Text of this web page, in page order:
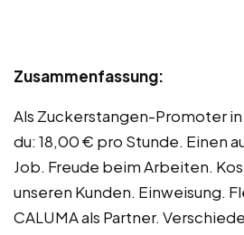
Zusammenfassung:
Als Zuckerstangen-Promoter
du: 18,00 € pro Stunde. Einen
Job. Freude beim Arbeiten.
unseren Kunden. Einweisung.
CALUMA als Partner.